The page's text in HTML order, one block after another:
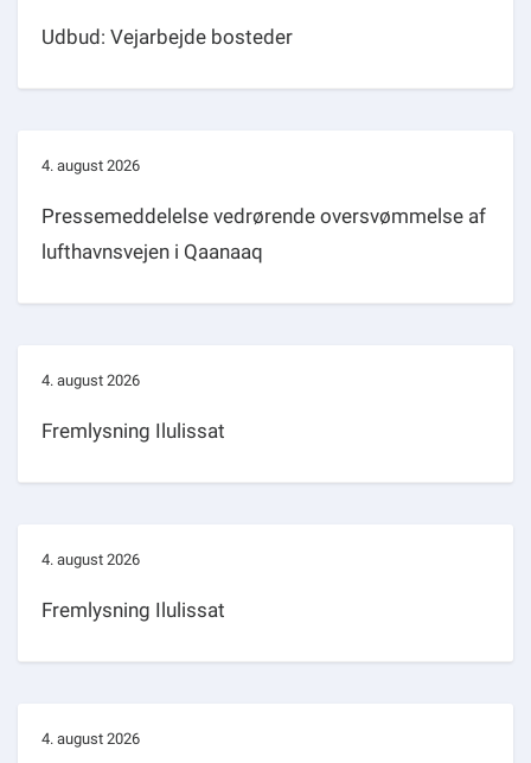
Udbud: Vejarbejde bosteder
4. august 2026
Pressemeddelelse vedrørende oversvømmelse af
lufthavnsvejen i Qaanaaq
4. august 2026
Fremlysning Ilulissat
4. august 2026
Fremlysning Ilulissat
4. august 2026